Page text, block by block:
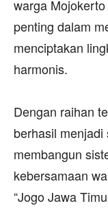
warga
penting dalam
menciptakan
harmonis.
‎Dengan raihan
berhasil
membangun
kebersamaan
“Jogo Jawa